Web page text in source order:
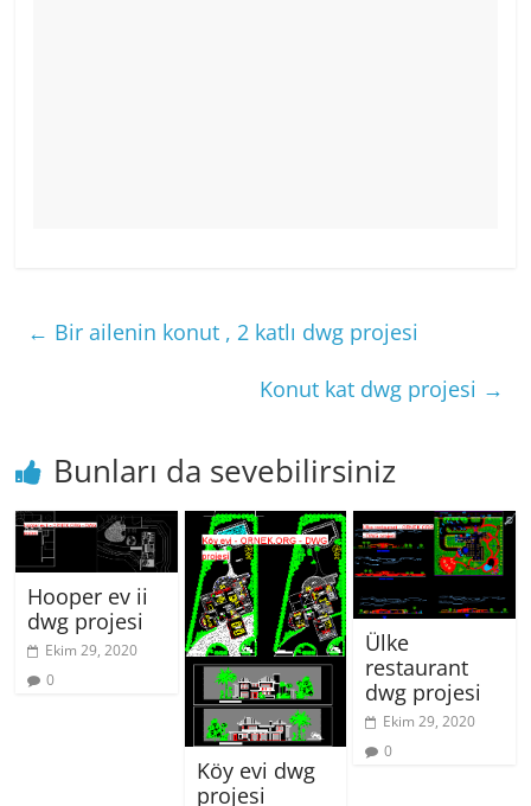
← Bir ailenin konut , 2 katlı dwg projesi
Konut kat dwg projesi →
Bunları da sevebilirsiniz
Hooper ev ii
dwg projesi
Ekim 29, 2020
0
Köy evi dwg
projesi
Ülke
restaurant
dwg projesi
Ekim 29, 2020
0